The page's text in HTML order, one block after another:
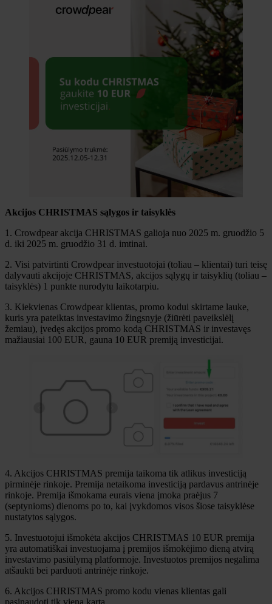
Akcijos CHRISTMAS sąlygos ir taisyklės
1. Crowdpear akcija CHRISTMAS galioja nuo 2025 m. gruodžio 5
d. iki 2025 m. gruodžio 31 d. imtinai.
2. Visi patvirtinti Crowdpear investuotojai (toliau – klientai) turi teisę
dalyvauti akcijoje CHRISTMAS, akcijos sąlygų ir taisyklių (toliau –
taisyklės) 1 punkte nurodytu laikotarpiu.
3. Kiekvienas Crowdpear klientas, promo kodui skirtame lauke,
kuris yra pateiktas investavimo žingsnyje (žiūrėti paveikslėlį
žemiau), įvedęs akcijos promo kodą CHRISTMAS ir investavęs
mažiausiai 100 EUR, gauna 10 EUR premiją investicijai.
4. Akcijos CHRISTMAS premija taikoma tik atlikus investiciją
pirminėje rinkoje. Premija netaikoma investiciją pardavus antrinėje
rinkoje. Premija išmokama eurais viena įmoka praėjus 7
(septynioms) dienoms po to, kai įvykdomos visos šiose taisyklėse
nustatytos sąlygos.
5. Investuotojui išmokėta akcijos CHRISTMAS 10 EUR premija
yra automatiškai investuojama į premijos išmokėjimo dieną atvirą
investavimo pasiūlymą platformoje. Investuotos premijos negalima
atšaukti bei parduoti antrinėje rinkoje.
6. Akcijos CHRISTMAS promo kodu vienas klientas gali